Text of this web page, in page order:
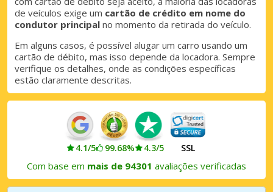
Iniciar sessão com eLink
de veículos exige um cartão de crédito em nome do
condutor principal no momento da retirada do veículo.
Em alguns casos, é possível alugar um carro usando um
cartão de débito, mas isso depende da locadora. Sempre
verifique os detalhes, onde as condições específicas
estão claramente descritas.
4.1/5 99.68% 4.3/5 SSL
Com base em mais de 94301 avaliações verificadas